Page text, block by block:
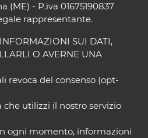
(ME) - P.iva 01675190837
rappresentante.
SUI DATI,
O AVERNE UNA
revoca del consenso (opt-
che utilizzi il nostro servizio
ogni momento, informazioni